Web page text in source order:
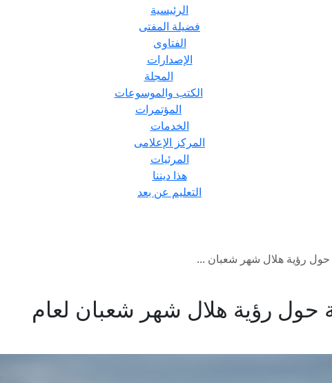
الرئيسية
فضيلة المفتى
الفتاوى
الإصدارات
المجلة
الكتب والموسوعات
المؤتمرات
الخدمات
المركز الإعلامى
المرئيات
هذا ديننا
التعليم عن بعد
حول رؤية هلال شهر شعبان ...
حول رؤية هلال شهر شعبان لعام